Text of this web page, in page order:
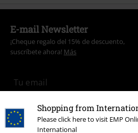
Shopping from
Please click here to visit EMP
International
E-mail Newsletter
¡Cheque regalo del 15% de descuento,
suscríbete ahora! Más
Doy mi consentimiento para recibir la
E.M.P. Merchandising Handelsgesellschaft
personales con el fin de informarme de